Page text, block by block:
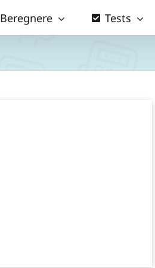
Beregnere Tests